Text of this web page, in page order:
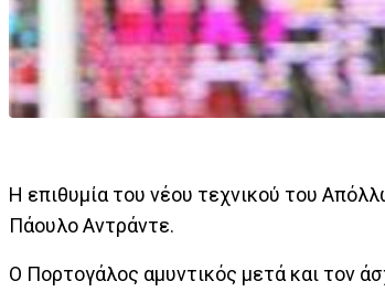
Η επιθυμία του νέου τεχνικού του
Πάουλο Αντράντε.
Ο Πορτογάλος αμυντικός μετά και τον